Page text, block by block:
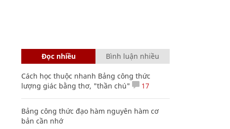
Đọc nhiều Bình luận nhiều
Cách học thuộc nhanh Bảng công thức
lượng giác bằng thơ, "thần chú"
17
Bảng công thức đạo hàm nguyên hàm cơ
bản cần nhớ